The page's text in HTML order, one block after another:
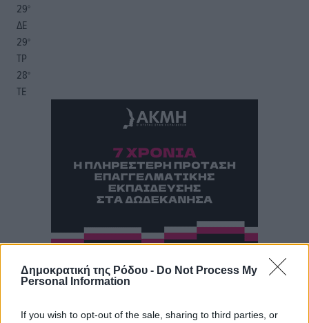
Δημοκρατική της Ρόδου - Do Not Process My
Personal Information
If you wish to opt-out of the sale, sharing to third parties, or
29°
ΔΕ
29°
ΤΡ
28°
ΤΕ